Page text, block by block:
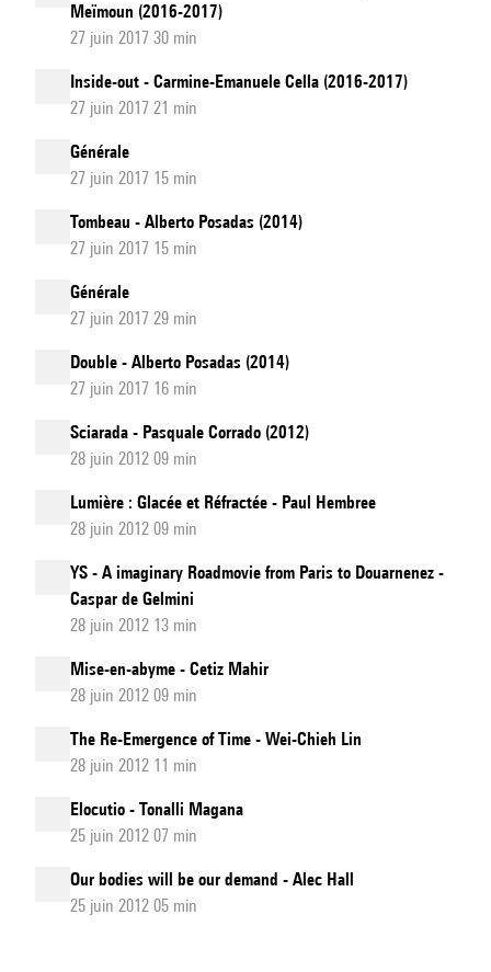
Meïmoun (2016-2017)
27 juin 2017 30 min
Inside-out - Carmine-Emanuele Cella (2016-2017)
27 juin 2017 21 min
Générale
27 juin 2017 15 min
Tombeau - Alberto Posadas (2014)
27 juin 2017 15 min
Générale
27 juin 2017 29 min
Double - Alberto Posadas (2014)
27 juin 2017 16 min
Sciarada - Pasquale Corrado (2012)
28 juin 2012 09 min
Lumière : Glacée et Réfractée - Paul Hembree
28 juin 2012 09 min
YS - A imaginary Roadmovie from Paris to Douarnenez -
Caspar de Gelmini
28 juin 2012 13 min
Mise-en-abyme - Cetiz Mahir
28 juin 2012 09 min
The Re-Emergence of Time - Wei-Chieh Lin
28 juin 2012 11 min
Elocutio - Tonalli Magana
25 juin 2012 07 min
Our bodies will be our demand - Alec Hall
25 juin 2012 05 min